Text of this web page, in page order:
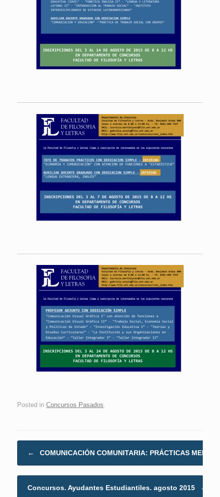
Posted in Concursos Pasados
← COMUNICACIÓN COMUNITARIA: PRÁCTICAS
Concursos. Ayudantes Estudiantiles. agosto 2015 →